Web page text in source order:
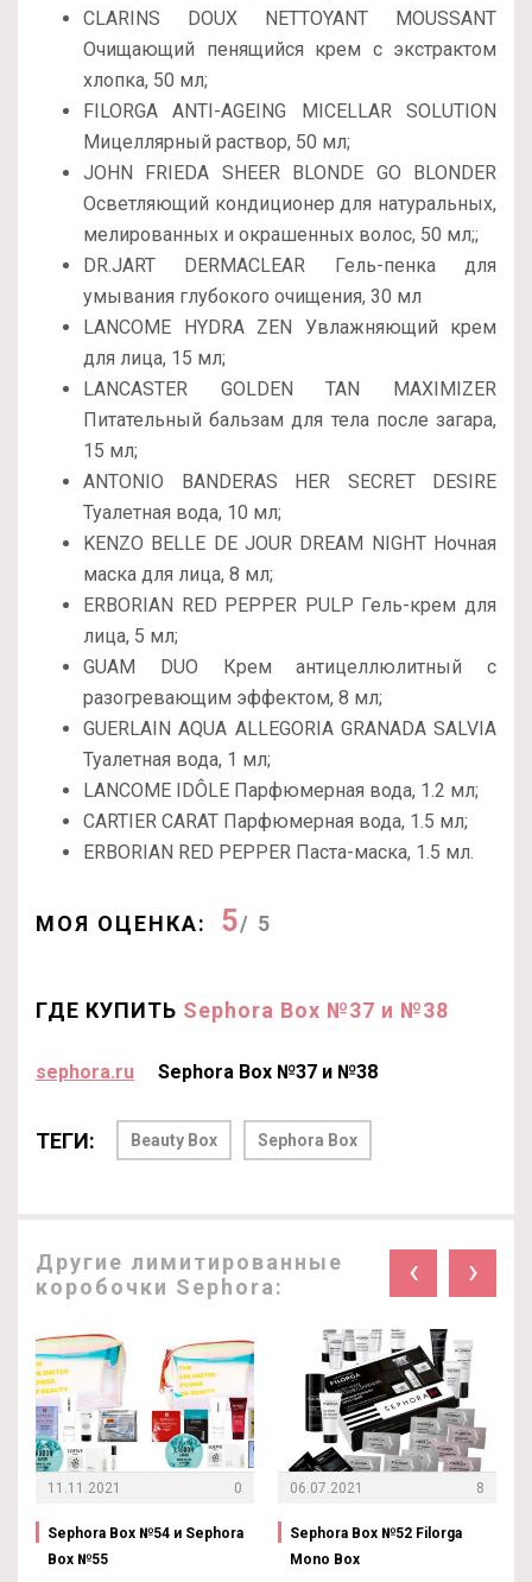
CLARINS DOUX NETTOYANT MOUSSANT
Очищающий пенящийся крем с экстрактом
хлопка, 50 мл;
FILORGA ANTI-AGEING MICELLAR SOLUTION
Мицеллярный раствор, 50 мл;
JOHN FRIEDA SHEER BLONDE GO BLONDER
Осветляющий кондиционер для натуральных,
мелированных и окрашенных волос, 50 мл;;
DR.JART DERMACLEAR Гель-пенка для
умывания глубокого очищения, 30 мл
LANCOME HYDRA ZEN Увлажняющий крем
для лица, 15 мл;
LANCASTER GOLDEN TAN MAXIMIZER
Питательный бальзам для тела после загара,
15 мл;
ANTONIO BANDERAS HER SECRET DESIRE
Туалетная вода, 10 мл;
KENZO BELLE DE JOUR DREAM NIGHT Ночная
маска для лица, 8 мл;
ERBORIAN RED PEPPER PULP Гель-крем для
лица, 5 мл;
GUAM DUO Крем антицеллюлитный с
разогревающим эффектом, 8 мл;
GUERLAIN AQUA ALLEGORIA GRANADA SALVIA
Туалетная вода, 1 мл;
LANCOME IDÔLE Парфюмерная вода, 1.2 мл;
CARTIER CARAT Парфюмерная вода, 1.5 мл;
ERBORIAN RED PEPPER Паста-маска, 1.5 мл.
МОЯ ОЦЕНКА: 5/ 5
ГДЕ КУПИТЬ Sephora Box №37 и №38
sephora.ru Sephora Box №37 и №38
ТЕГИ: Beauty Box Sephora Box
Другие лимитированные
коробочки Sephora:
‹ ›
11.11.2021 0
Sephora Box №54 и Sephora
Box №55
06.07.2021 8
Sephora Box №52 Filorga
Mono Box